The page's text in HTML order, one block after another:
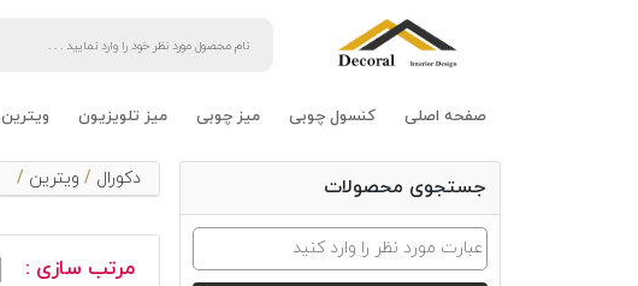
صفحه اصلی کنسول چوبی میز چوبی میز تلویزیون ویترین
دکورال / ویترین /
مرتب سازی :
جستجوی محصولات